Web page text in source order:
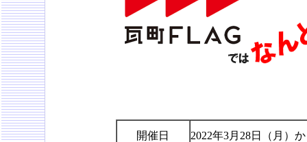
開催日 2022年3月28日（月）